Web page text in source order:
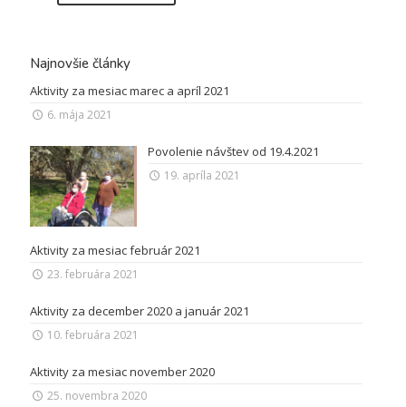
Najnovšie články
Aktivity za mesiac marec a apríl 2021
6. mája 2021
Povolenie návštev od 19.4.2021
19. apríla 2021
Aktivity za mesiac február 2021
23. februára 2021
Aktivity za december 2020 a január 2021
10. februára 2021
Aktivity za mesiac november 2020
25. novembra 2020